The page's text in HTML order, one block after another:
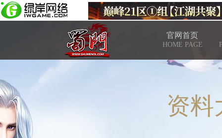
官网首页
HOME PAGE
资料